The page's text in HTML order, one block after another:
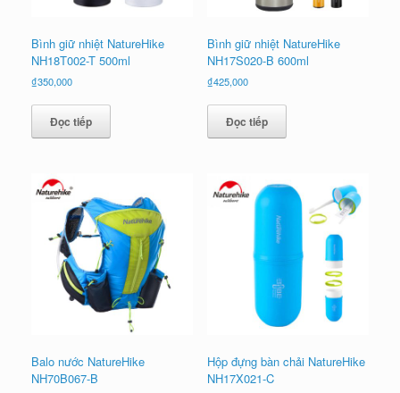
Bình giữ nhiệt NatureHike
NH18T002-T 500ml
₫350,000
Đọc tiếp
Bình giữ nhiệt NatureHike
NH17S020-B 600ml
₫425,000
Đọc tiếp
Balo nước NatureHike
NH70B067-B
Hộp đựng bàn chải NatureHike
NH17X021-C